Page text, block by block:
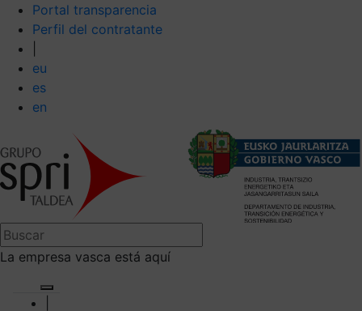
Portal transparencia
Perfil del contratante
eu
es
en
La empresa vasca está aquí